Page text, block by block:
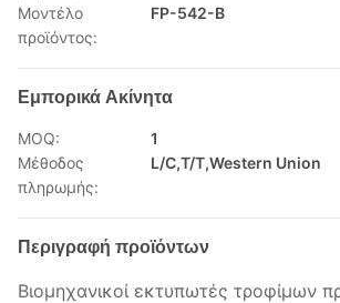
Μοντέλο
προϊόντος:
FP-542-B
Εμπορικά Ακίνητα
MOQ:
1
Μέθοδος
πληρωμής:
L/C,T/T,Western Union
Περιγραφή προϊόντων
Βιομηχανικοί εκτυπωτές τροφίμων